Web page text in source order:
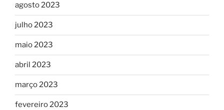
agosto 2023
julho 2023
maio 2023
abril 2023
março 2023
fevereiro 2023